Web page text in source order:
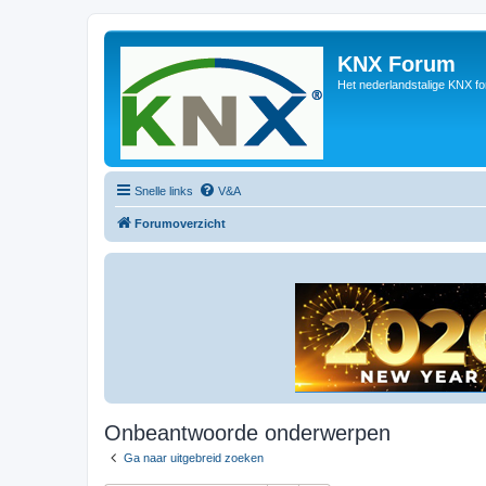
KNX Forum
Het nederlandstalige KNX
Snelle links V&A
Forumoverzicht
Onbeantwoorde onderwerpen
Ga naar uitgebreid zoeken